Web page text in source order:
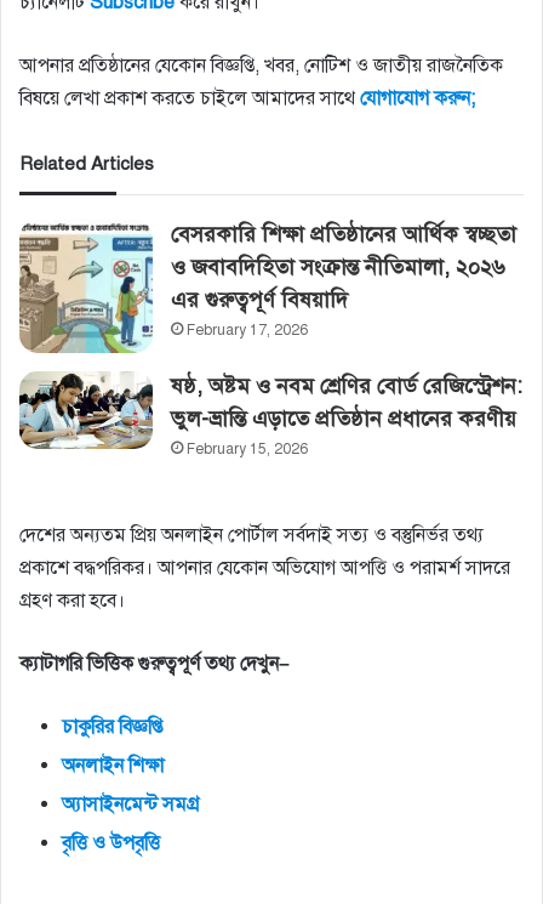
আপনার প্রতিষ্ঠানের যেকোন বিজ্ঞপ্তি, খবর, নোটিশ ও জাতীয় রাজনৈতিক
বিষয়ে লেখা প্রকাশ করতে চাইলে আমাদের সাথে যোগাযোগ করুন;
Related Articles
বেসরকারি শিক্ষা প্রতিষ্ঠানের আর্থিক স্বচ্ছতা
ও জবাবদিহিতা সংক্রান্ত নীতিমালা, ২০২৬
এর গুরুত্বপূর্ণ বিষয়াদি
February 17, 2026
ষষ্ঠ, অষ্টম ও নবম শ্রেণির বোর্ড রেজিস্ট্রেশন:
ভুল-ভ্রান্তি এড়াতে প্রতিষ্ঠান প্রধানের করণীয়
February 15, 2026
দেশের অন্যতম প্রিয় অনলাইন পোর্টাল সর্বদাই সত্য ও বস্তুনির্ভর তথ্য
প্রকাশে বদ্ধপরিকর। আপনার যেকোন অভিযোগ আপত্তি ও পরামর্শ সাদরে
গ্রহণ করা হবে।
ক্যাটাগরি ভিত্তিক গুরুত্বপূর্ণ তথ্য দেখুন–
চাকুরির বিজ্ঞপ্তি
অনলাইন শিক্ষা
অ্যাসাইনমেন্ট সমগ্র
বৃত্তি ও উপবৃত্তি